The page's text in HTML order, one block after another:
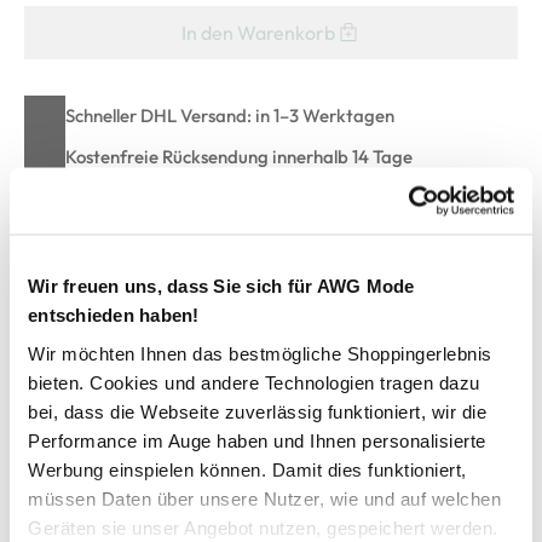
Wir freuen uns, dass Sie sich für AWG Mode
entschieden haben!
Wir möchten Ihnen das bestmögliche Shoppingerlebnis
bieten. Cookies und andere Technologien tragen dazu
bei, dass die Webseite zuverlässig funktioniert, wir die
Performance im Auge haben und Ihnen personalisierte
Werbung einspielen können. Damit dies funktioniert,
müssen Daten über unsere Nutzer, wie und auf welchen
Geräten sie unser Angebot nutzen, gespeichert werden.
In den Warenkorb
Schneller DHL Versand: in 1–3 Werktagen
Kostenfreie Rücksendung innerhalb 14 Tage
Kostenlose Filiallieferung in Ihre Wunschfiliale
Zur Wunschliste hinzufügen
Damen Jeggings aus Power-Stretchmaterial
Jeggings im klassischen 5-Pocket-Style von Lisa Tossa
aus sehr elastischem, komfortablem Material